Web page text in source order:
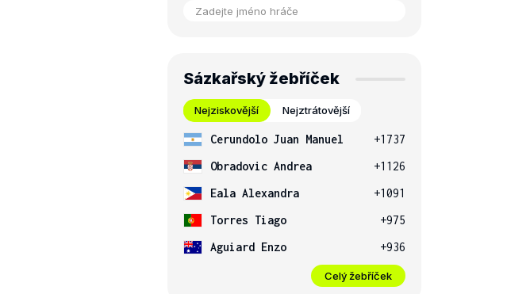
Sázkařský žebříček
Nejziskovější Nejztrátovější
Cerundolo Juan Manuel
+1737
Obradovic Andrea
+1126
Eala Alexandra
+1091
Torres Tiago
+975
Aguiard Enzo
+936
Celý žebříček